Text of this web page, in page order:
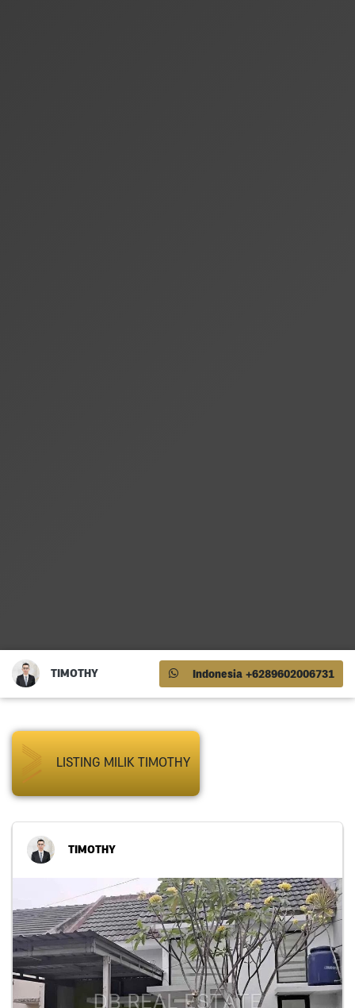
TIMOTHY Indonesia +6289602006731
LISTING MILIK TIMOTHY
TIMOTHY